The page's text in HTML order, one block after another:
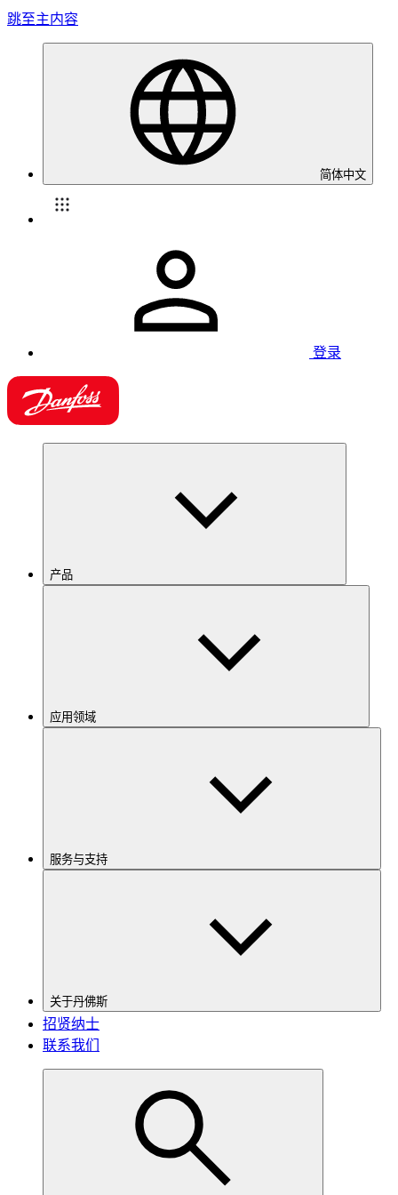
跳至主内容
简体中文
登录
产品
应用领域
服务与支持
关于丹佛斯
招贤纳士
联系我们